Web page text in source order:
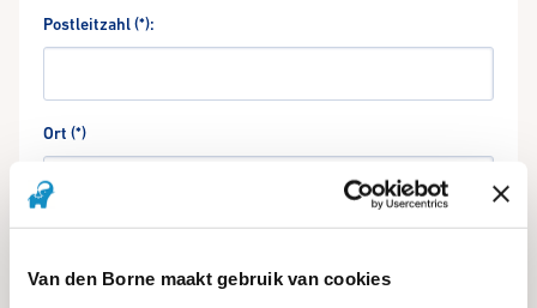
Van den Borne maakt gebruik van cookies
Postleitzahl (*):
Ort (*)